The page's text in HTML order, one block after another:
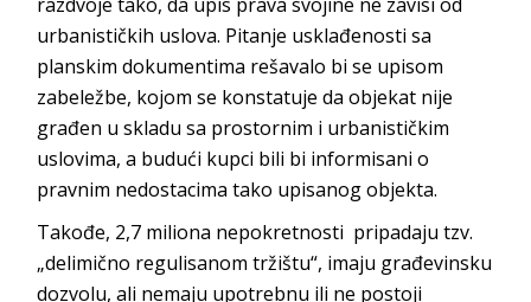
urbanističkih uslova. Pitanje usklađenosti sa
planskim dokumentima rešavalo bi se upisom
zabeležbe, kojom se konstatuje da objekat nije
građen u skladu sa prostornim i urbanističkim
uslovima, a budući kupci bili bi informisani o
pravnim nedostacima tako upisanog objekta.
Takođe, 2,7 miliona nepokretnosti pripadaju tzv.
„delimično regulisanom tržištu“, imaju građevinsku
dozvolu, ali nemaju upotrebnu ili ne postoji